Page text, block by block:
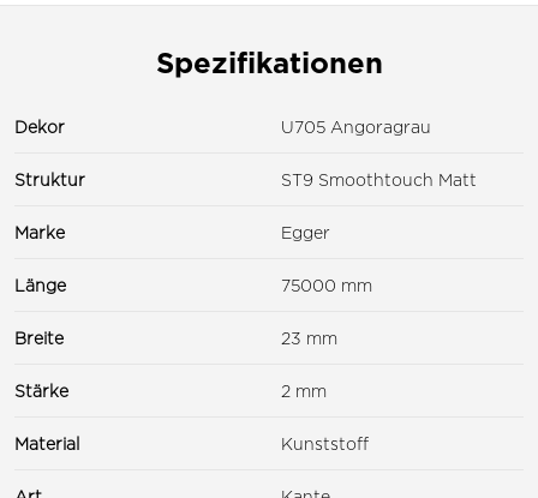
Spezifikationen
Dekor U705 Angoragrau
Struktur ST9 Smoothtouch Matt
Marke Egger
Länge 75000 mm
Breite 23 mm
Stärke 2 mm
Material Kunststoff